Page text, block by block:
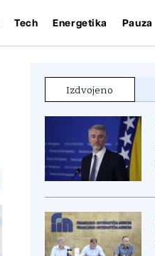
Tech Energetika Pauza
Izdvojeno